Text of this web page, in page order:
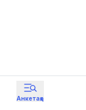
Анкетаҳо